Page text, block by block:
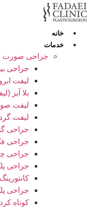
پرش
به
خانه
خدمات
جراحی صورت
جراحی
لیفت
بلا آیز
لیفت
لیفت
جراحی
جراحی
جراحی
جراحی
جراحی
کوتاه